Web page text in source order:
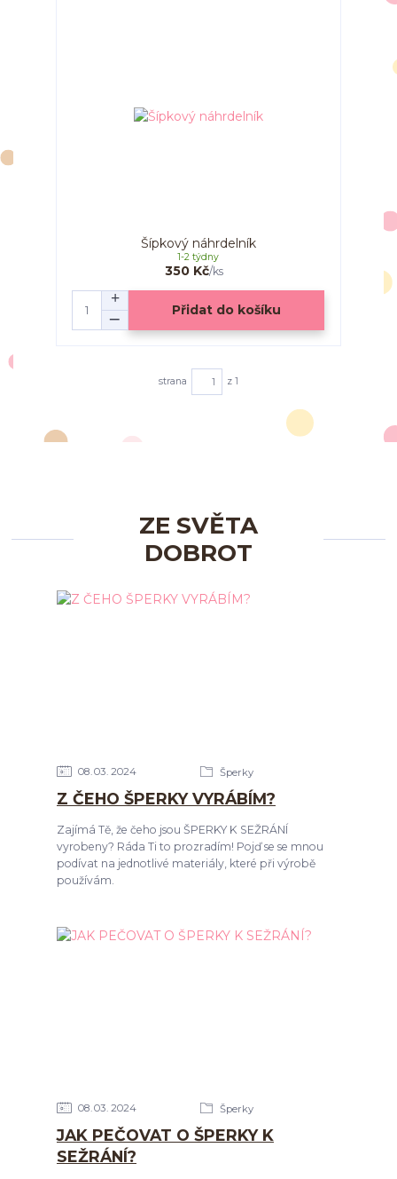
Šípkový náhrdelník
350 Kč/ks
1-2 týdny
Přidat do košíku
strana z 1
ZE SVĚTA
DOBROT
08 03 2024 Šperky
Z ČEHO ŠPERKY VYRÁBÍM?
Zajímá Tě, že čeho jsou ŠPERKY K SEŽRÁNÍ
vyrobeny? Ráda Ti to prozradím! Pojď se se mnou
podívat na jednotlivé materiály, které při výrobě
používám.
08 03 2024 Šperky
JAK PEČOVAT O ŠPERKY K
SEŽRÁNÍ?